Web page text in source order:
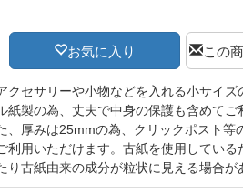
お気に入り この
クセサリーや小物などを入れる小サイズ
紙製の為、丈夫で中身の保護も含めてご
、厚みは25mmの為、クリックポスト等
利用いただけます。古紙を使用している
り古紙由来の成分が粒状に見える場合が